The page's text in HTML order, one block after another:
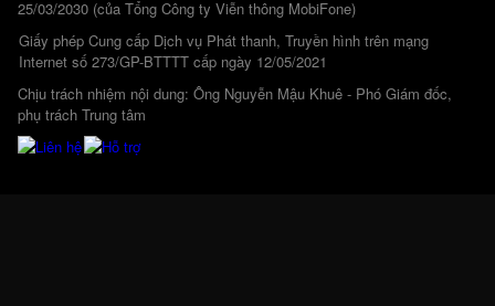
25/03/2030 (của Tổng Công ty Viễn thông MobiFone)
Giấy phép Cung cấp Dịch vụ Phát thanh, Truyền hình trên mạng
Internet số 273/GP-BTTTT cấp ngày 12/05/2021
Chịu trách nhiệm nội dung: Ông Nguyễn Mậu Khuê - Phó Giám đốc,
phụ trách Trung tâm